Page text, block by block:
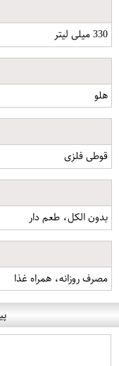
330 میلی لیتر
هلو
قوطی فلزی
بدون الکل، طعم دار
مصرف روزانه، همراه غذا